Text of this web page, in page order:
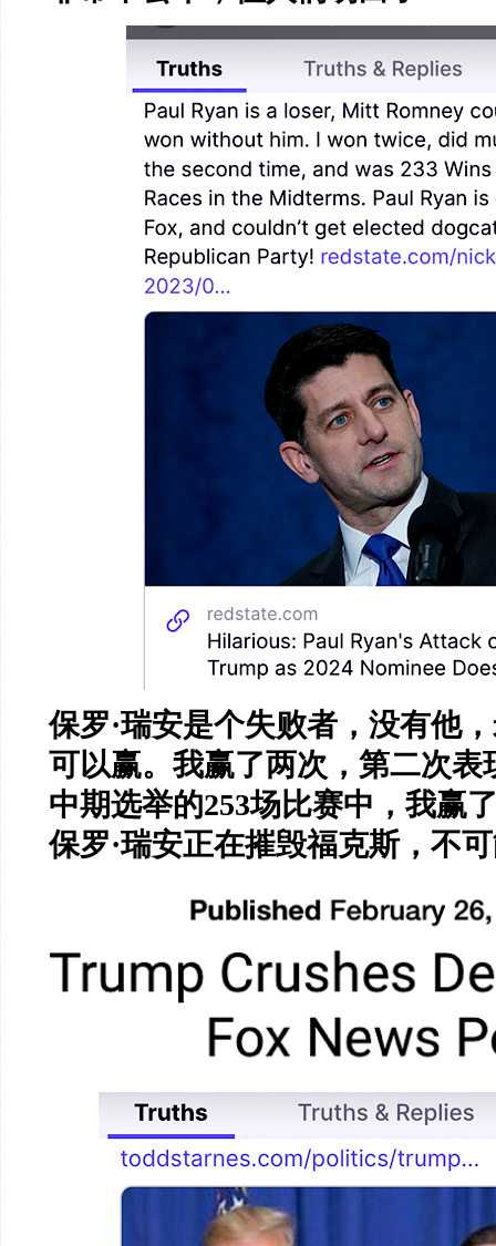
保罗·瑞安是个失败者，没有他
可以赢。我赢了两次，第二次表
中期选举的253场比赛中，我赢
保罗·瑞安正在摧毁福克斯，不